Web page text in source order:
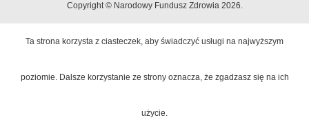
Copyright © Narodowy Fundusz Zdrowia 2026.
Ta strona korzysta z ciasteczek, aby świadczyć usługi na najwyższym
poziomie. Dalsze korzystanie ze strony oznacza, że zgadzasz się na ich
użycie.